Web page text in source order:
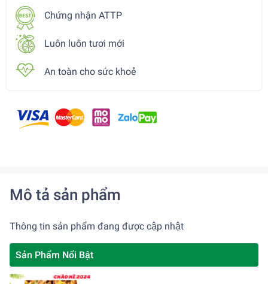
Chứng nhận ATTP
Luôn luôn tươi mới
An toàn cho sức khoẻ
Mô tả sản phẩm
Thông tin sản phẩm đang được cập nhật
Sản Phẩm Nổi Bật